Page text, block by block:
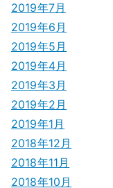
2019年7月
2019年6月
2019年5月
2019年4月
2019年3月
2019年2月
2019年1月
2018年12月
2018年11月
2018年10月